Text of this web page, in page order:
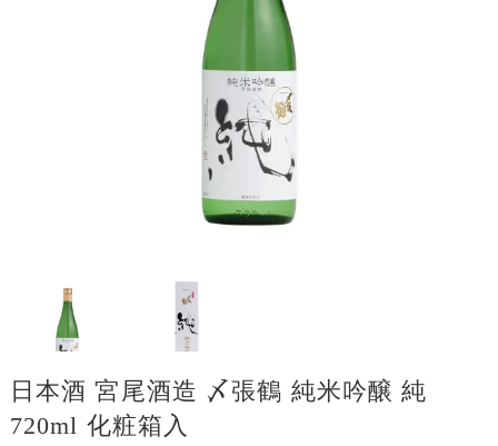
日本酒 宮尾酒造 〆張鶴 純米吟醸 純
720ml 化粧箱入